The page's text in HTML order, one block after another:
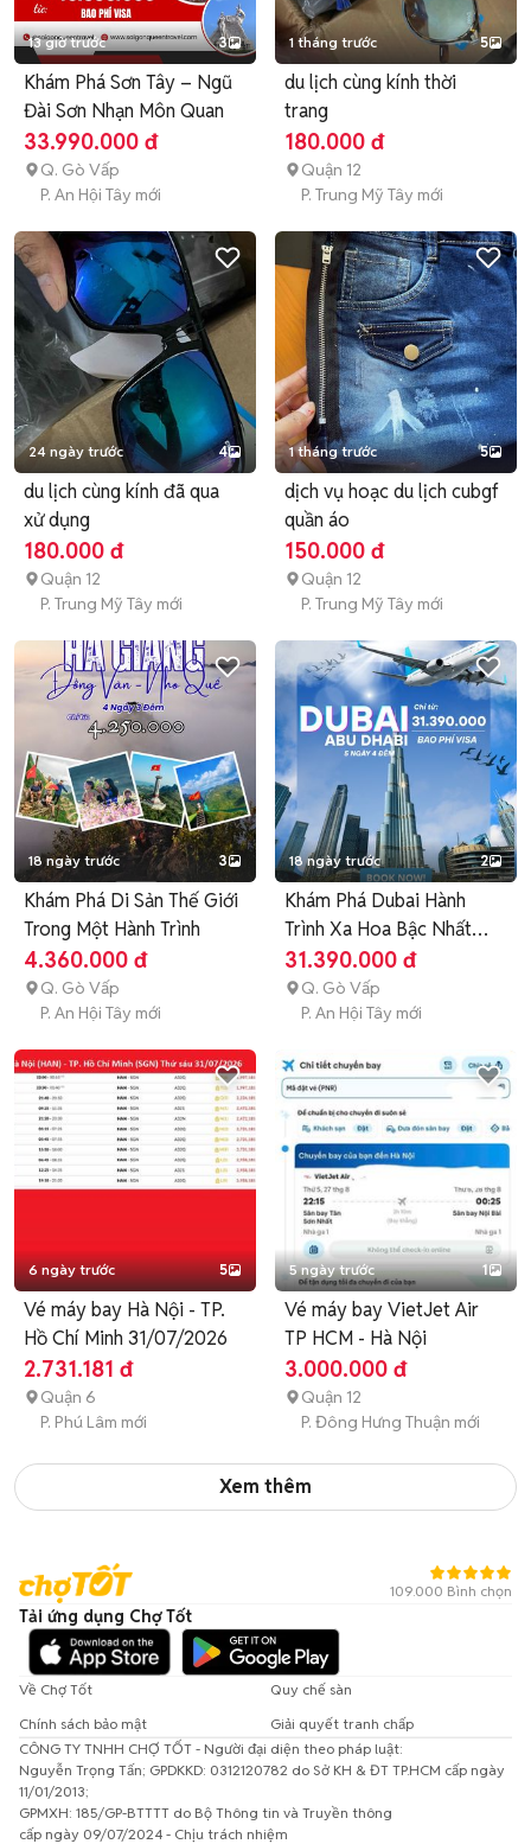
13 giờ trước 3
Khám Phá Sơn Tây – Ngũ
Đài Sơn Nhạn Môn Quan
33.990.000 đ
Q. Gò Vấp
P. An Hội Tây mới
1 tháng trước 5
du lịch cùng kính thời
trang
180.000 đ
Quận 12
P. Trung Mỹ Tây mới
24 ngày trước 4
du lịch cùng kính đã qua
xử dụng
180.000 đ
Quận 12
P. Trung Mỹ Tây mới
1 tháng trước 5
dịch vụ hoạc du lịch cubgf
quần áo
150.000 đ
Quận 12
P. Trung Mỹ Tây mới
18 ngày trước 3
Khám Phá Di Sản Thế Giới
Trong Một Hành Trình
4.360.000 đ
Q. Gò Vấp
P. An Hội Tây mới
18 ngày trước 2
Khám Phá Dubai Hành
Trình Xa Hoa Bậc Nhất
UAE
31.390.000 đ
Q. Gò Vấp
P. An Hội Tây mới
6 ngày trước 5
Vé máy bay Hà Nội - TP.
Hồ Chí Minh 31/07/2026
2.731.181 đ
Quận 6
P. Phú Lâm mới
5 ngày trước 1
Vé máy bay VietJet Air
TP HCM - Hà Nội
3.000.000 đ
Quận 12
P. Đông Hưng Thuận mới
Xem thêm
109.000 Bình chọn
Tải ứng dụng Chợ Tốt
Về Chợ Tốt
Quy chế sàn
Chính sách bảo mật
Giải quyết tranh chấp
CÔNG TY TNHH CHỢ TỐT - Người đại diện theo pháp luật:
Nguyễn Trọng Tấn; GPDKKD: 0312120782 do Sở KH & ĐT TP.HCM cấp ngày
11/01/2013;
GPMXH: 185/GP-BTTTT do Bộ Thông tin và Truyền thông
cấp ngày 09/07/2024 - Chịu trách nhiệm